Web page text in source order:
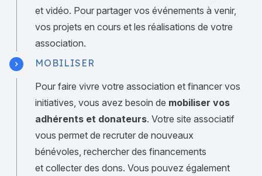
et vidéo. Pour partager vos événements à venir,
vos projets en cours et les réalisations de votre
association.
MOBILISER
Pour faire vivre votre association et financer vos
initiatives, vous avez besoin de mobiliser vos
adhérents et donateurs. Votre site associatif
vous permet de recruter de nouveaux
bénévoles, rechercher des financements
et collecter des dons. Vous pouvez également